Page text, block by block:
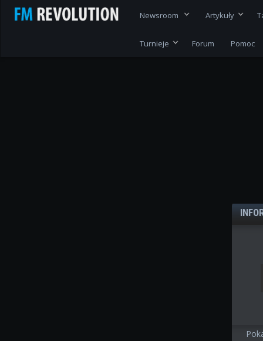
Newsroom Artykuły
Turnieje Forum Pomoc